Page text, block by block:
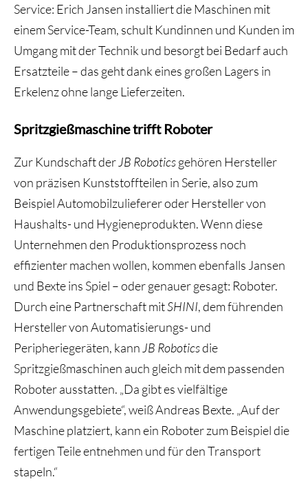
Service: Erich Jansen installiert die Maschinen mit
einem Service-Team, schult Kundinnen und Kunden im
Umgang mit der Technik und besorgt bei Bedarf auch
Ersatzteile – das geht dank eines großen Lagers in
Erkelenz ohne lange Lieferzeiten.
Spritzgießmaschine trifft Roboter
Zur Kundschaft derJB Roboticsgehören Hersteller
von präzisen Kunststoffteilen in Serie, also zum
Beispiel Automobilzulieferer oder Hersteller von
Haushalts- und Hygieneprodukten. Wenn diese
Unternehmen den Produktionsprozess noch
effizienter machen wollen, kommen ebenfalls Jansen
und Bexte ins Spiel – oder genauer gesagt: Roboter.
Durch eine Partnerschaft mitSHINI, dem führenden
Hersteller von Automatisierungs- und
Peripheriegeräten, kannJB Roboticsdie
Spritzgießmaschinen auch gleich mit dem passenden
Roboter ausstatten. „Da gibt es vielfältige
Anwendungsgebiete“, weiß Andreas Bexte. „Auf der
Maschine platziert, kann ein Roboter zum Beispiel die
fertigen Teile entnehmen und für den Transport
stapeln.“